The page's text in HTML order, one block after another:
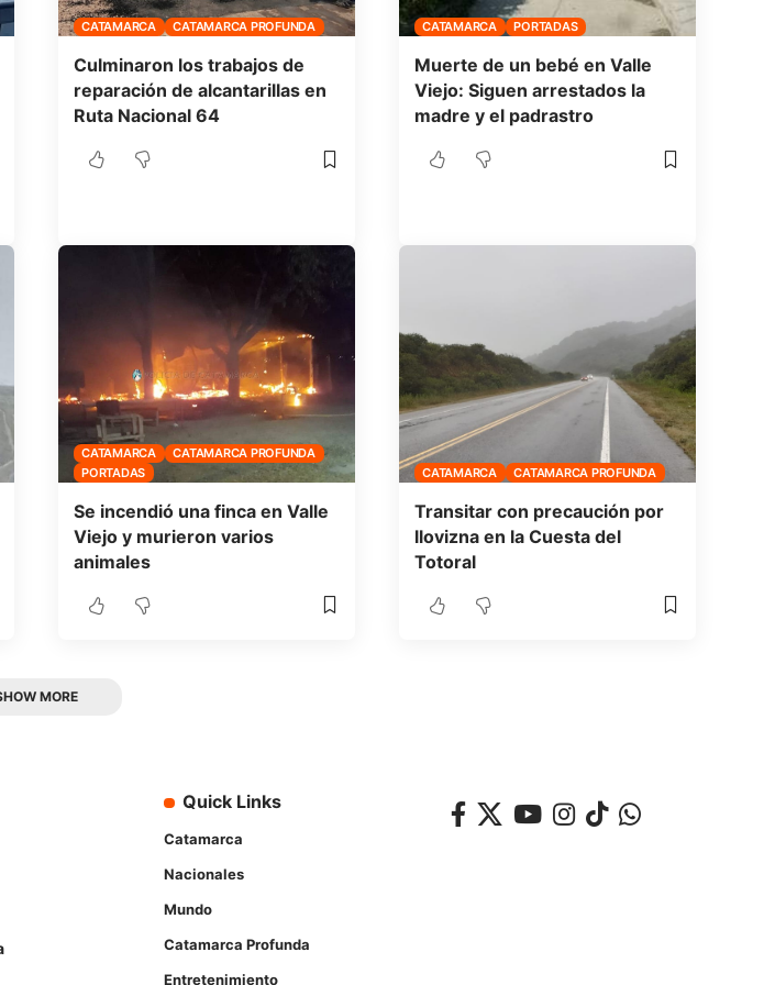
CATAMARCA CATAMARCA PROFUNDA
Culminaron los trabajos de
reparación de alcantarillas en
Ruta Nacional 64
CATAMARCA PORTADAS
Muerte de un bebé en Valle
Viejo: Siguen arrestados la
madre y el padrastro
CATAMARCA
CATAMARCA PROFUNDA
PORTADAS
Se incendió una finca en Valle
Viejo y murieron varios
animales
CATAMARCA CATAMARCA PROFUNDA
Transitar con precaución por
llovizna en la Cuesta del
Totoral
MORE
Quick Links
Catamarca
Nacionales
Mundo
Catamarca Profunda
Entretenimiento